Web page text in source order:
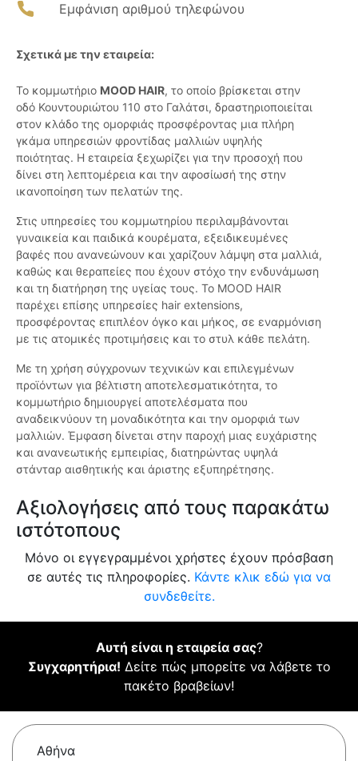
Εμφάνιση αριθμού τηλεφώνου
Σχετικά με την εταιρεία:
Το κομμωτήριο MOOD HAIR, το οποίο βρίσκεται στην
οδό Κουντουριώτου 110 στο Γαλάτσι, δραστηριοποιείται
στον κλάδο της ομορφιάς προσφέροντας μια πλήρη
γκάμα υπηρεσιών φροντίδας μαλλιών υψηλής
ποιότητας. Η εταιρεία ξεχωρίζει για την προσοχή που
δίνει στη λεπτομέρεια και την αφοσίωσή της στην
ικανοποίηση των πελατών της.
Στις υπηρεσίες του κομμωτηρίου περιλαμβάνονται
γυναικεία και παιδικά κουρέματα, εξειδικευμένες
βαφές που ανανεώνουν και χαρίζουν λάμψη στα μαλλιά,
καθώς και θεραπείες που έχουν στόχο την ενδυνάμωση
και τη διατήρηση της υγείας τους. Το MOOD HAIR
παρέχει επίσης υπηρεσίες hair extensions,
προσφέροντας επιπλέον όγκο και μήκος, σε εναρμόνιση
με τις ατομικές προτιμήσεις και το στυλ κάθε πελάτη.
Με τη χρήση σύγχρονων τεχνικών και επιλεγμένων
προϊόντων για βέλτιστη αποτελεσματικότητα, το
κομμωτήριο δημιουργεί αποτελέσματα που
αναδεικνύουν τη μοναδικότητα και την ομορφιά των
μαλλιών. Έμφαση δίνεται στην παροχή μιας ευχάριστης
και ανανεωτικής εμπειρίας, διατηρώντας υψηλά
στάνταρ αισθητικής και άριστης εξυπηρέτησης.
Αξιολογήσεις από τους παρακάτω
ιστότοπους
Μόνο οι εγγεγραμμένοι χρήστες έχουν πρόσβαση
σε αυτές τις πληροφορίες. Κάντε κλικ εδώ για να
συνδεθείτε.
Αυτή είναι η εταιρεία σας?
Συγχαρητήρια! Δείτε πώς μπορείτε να λάβετε το
πακέτο βραβείων!
Αθήνα